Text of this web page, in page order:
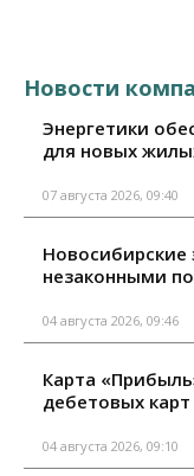
Новости
Энергетики
для новых
07 августа 2026, 09:40
Новосибирские
незаконными
04 августа 2026, 09:46
Карта
дебетовых
04 августа 2026, 09:10